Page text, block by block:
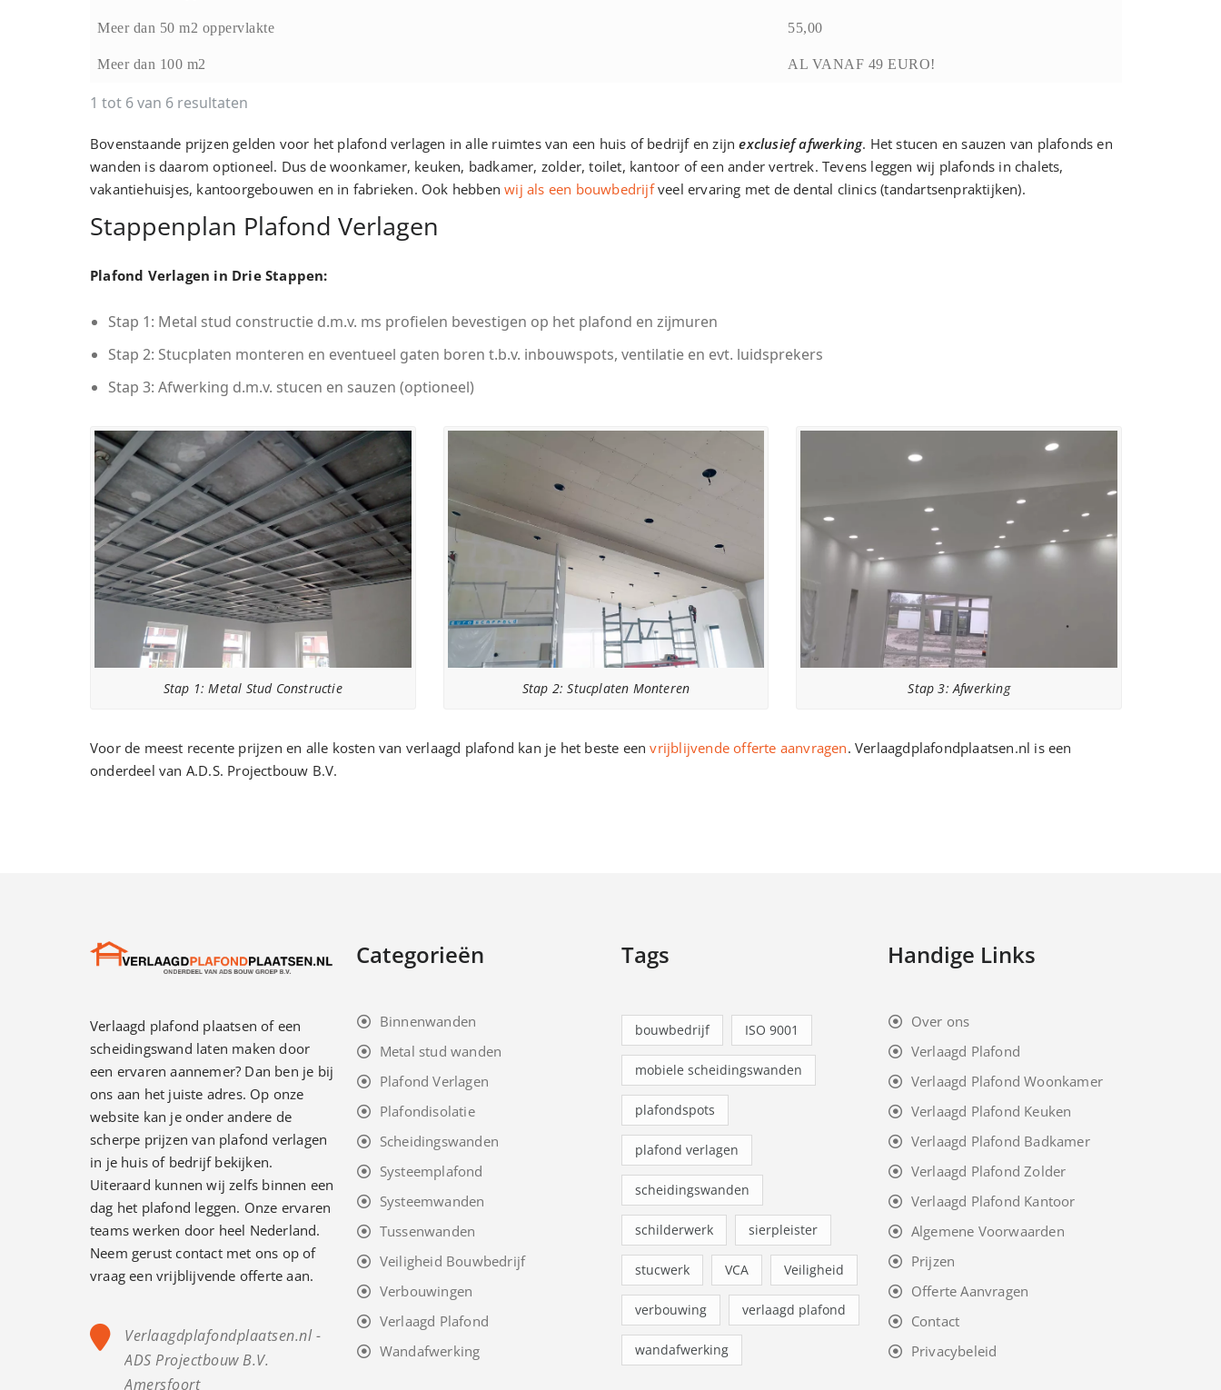
Meer dan 50 m2 oppervlakte 55,00
Meer dan 100 m2 AL VANAF 49 EURO!
1 tot 6 van 6 resultaten
Bovenstaande prijzen gelden voor het plafond verlagen in alle ruimtes van een huis of bedrijf en zijnexclusief afwerking. Het stucen en sauzen van plafonds en
wanden is daarom optioneel. Dus de woonkamer, keuken, badkamer, zolder, toilet, kantoor of een ander vertrek. Tevens leggen wij plafonds in chalets,
vakantiehuisjes, kantoorgebouwen en in fabrieken. Ook hebbenwij als een bouwbedrijfveel ervaring met de dental clinics (tandartsenpraktijken).
Stappenplan Plafond Verlagen
Plafond Verlagen in Drie Stappen:
Stap 1: Metal stud constructie d.m.v. ms profielen bevestigen op het plafond en zijmuren
Stap 2: Stucplaten monteren en eventueel gaten boren t.b.v. inbouwspots, ventilatie en evt. luidsprekers
Stap 3: Afwerking d.m.v. stucen en sauzen (optioneel)
Stap 1: Metal Stud Constructie Stap 2: Stucplaten Monteren Stap 3: Afwerking
Voor de meest recente prijzen en alle kosten van verlaagd plafond kan je het beste eenvrijblijvende offerte aanvragen. Verlaagdplafondplaatsen.nl is een
onderdeel van A.D.S. Projectbouw B.V.
Verlaagd plafond plaatsen of een
scheidingswand laten maken door
een ervaren aannemer? Dan ben je bij
ons aan het juiste adres. Op onze
website kan je onder andere de
scherpe prijzen van plafond verlagen
in je huis of bedrijf bekijken.
Uiteraard kunnen wij zelfs binnen een
dag het plafond leggen. Onze ervaren
teams werken door heel Nederland.
Neem gerust contact met ons op of
vraag een vrijblijvende offerte aan.
Verlaagdplafondplaatsen.nl -
ADS Projectbouw B.V.
Amersfoort
Categorieën
Binnenwanden
Metal stud wanden
Plafond Verlagen
Plafondisolatie
Scheidingswanden
Systeemplafond
Systeemwanden
Tussenwanden
Veiligheid Bouwbedrijf
Verbouwingen
Verlaagd Plafond
Wandafwerking
Tags
bouwbedrijf ISO 9001
mobiele scheidingswanden
plafondspots
plafond verlagen
scheidingswanden
schilderwerk sierpleister
stucwerk VCA Veiligheid
verbouwing verlaagd plafond
wandafwerking
Handige Links
Over ons
Verlaagd Plafond
Verlaagd Plafond Woonkamer
Verlaagd Plafond Keuken
Verlaagd Plafond Badkamer
Verlaagd Plafond Zolder
Verlaagd Plafond Kantoor
Algemene Voorwaarden
Prijzen
Offerte Aanvragen
Contact
Privacybeleid